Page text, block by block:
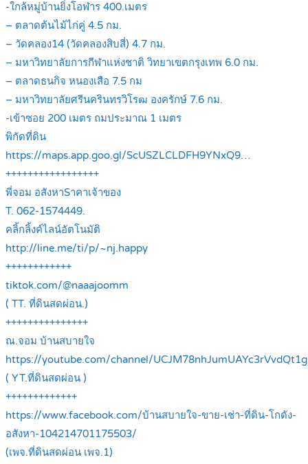
-ใกล้หมู่บ้านยิ่งโอฬาร 400.เมตร
– ตลาดต้นไม้ไก่คู่ 4.5 กม.
– วัดคลอง14 (วัดคลองสิบสี่) 4.7 กม.
– มหาวิทยาลัยการกีฬาแห่งชาติ วิทยาเขตกรุงเทพ 6.0 กม.
– ตลาดธนกิจ หนองเสือ 7.5 กม
– มหาวิทยาลัยศรีนครินทรวิโรฒ องครักษ์ 7.6 กม.
-เข้าซอย 200 เมตร ถมประมาณ 1 เมตร
พิกัดที่ดิน
https://maps.app.goo.gl/ScUSZLCLDFH9YNxQ9…
+++++++++++++++++
พี่จอม อสังหาSาคาเจ้าของ
T. 062-1574449.
คลิ้กลิ้งค์ไลน์อัตโนมัติ
http://line.me/ti/p/~nj.happy
++++++++++++
tiktok.com/@naaajoomm
( TT. ที่ดินสดผ่อน.)
+++++++++++++++
ณ.จอม บ้านสบายใจ
https://youtube.com/channel/UCJM78nhJumUAYc3rVvdQt1g
( YT.ที่ดินสดผ่อน )
+++++++++++++
https://www.facebook.com/บ้านสบายใจ-ขาย-เช่า-ที่ดิน-โกดัง-
อสังหา-104214701175503/
(เพจ.ที่ดินสดผ่อน เพจ.1)